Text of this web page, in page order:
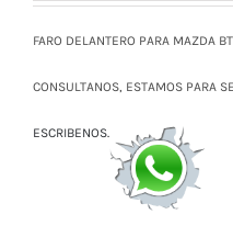
original
era:
actual
es:
FARO DELANTERO PARA MAZDA
CONSULTANOS, ESTAMOS PARA
ESCRIBENOS.